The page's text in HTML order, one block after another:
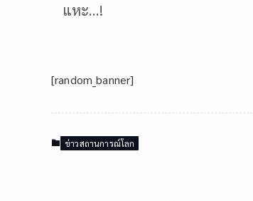
แหะ…!
[random_banner]
ข่าวสถานการณ์โลก